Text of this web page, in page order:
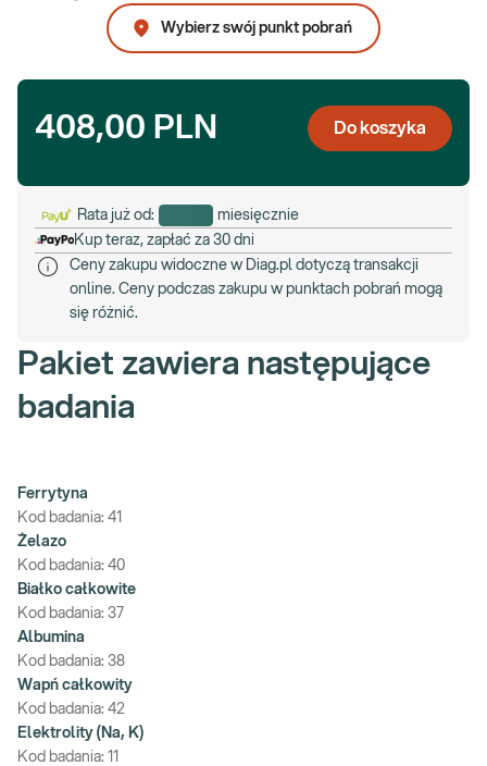
Wybierz swój punkt pobrań
408,00 PLN Do koszyka
Rata już od:
miesięcznie
Kup teraz, zapłać za 30 dni
Ceny zakupu widoczne w Diag.pl dotyczą transakcji
online. Ceny podczas zakupu w punktach pobrań mogą
się różnić.
Pakiet zawiera następujące
badania
Ferrytyna
Kod badania: 41
Żelazo
Kod badania: 40
Białko całkowite
Kod badania: 37
Albumina
Kod badania: 38
Wapń całkowity
Kod badania: 42
Elektrolity (Na, K)
Kod badania: 11